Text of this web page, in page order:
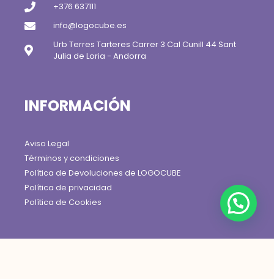
+376 637111
info@logocube.es
Urb Terres Tarteres Carrer 3 Cal Cunill 44 Sant
Julia de Loria - Andorra
INFORMACIÓN
Aviso Legal
Términos y condiciones
Política de Devoluciones de LOGOCUBE
Política de privacidad
Política de Cookies